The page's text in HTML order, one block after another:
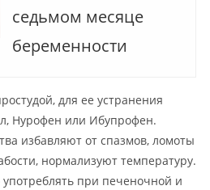
седьмом месяце
беременности
для ее устранения
Нурофен или Ибупрофен.
избавляют от спазмов, ломоты
нормализуют температуру.
при печеночной и